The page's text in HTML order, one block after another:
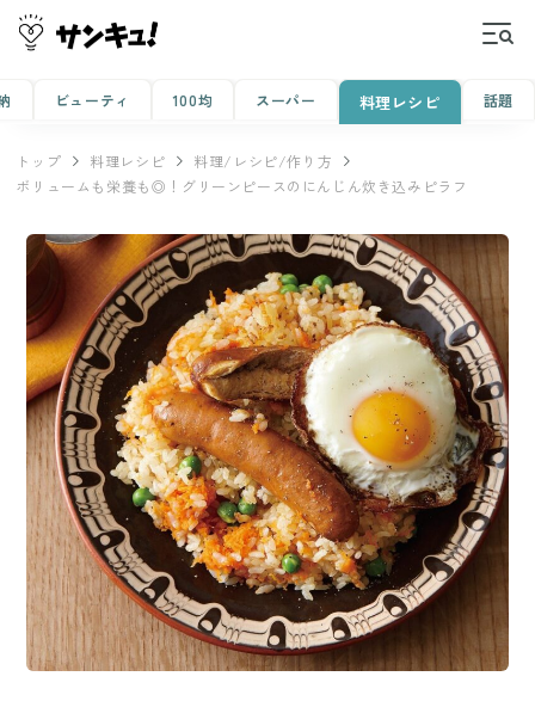
ビューティ 100均 スーパー 料理レシピ 話題
トップ 料理レシピ
料理/レシピ/作り方
ボリュームも栄養も◎！グリーンピースのにんじん炊き込みピラフ